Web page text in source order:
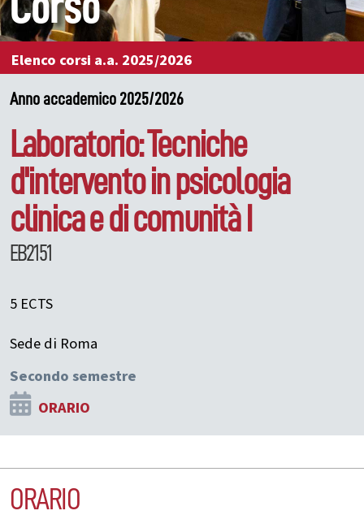
Elenco corsi a.a. 2025/2026
Anno accademico 2025/2026
Laboratorio: Tecniche
d'intervento in psicologia
clinica e di comunità I
EB2151
5 ECTS
Sede di Roma
Secondo semestre
ORARIO
ORARIO